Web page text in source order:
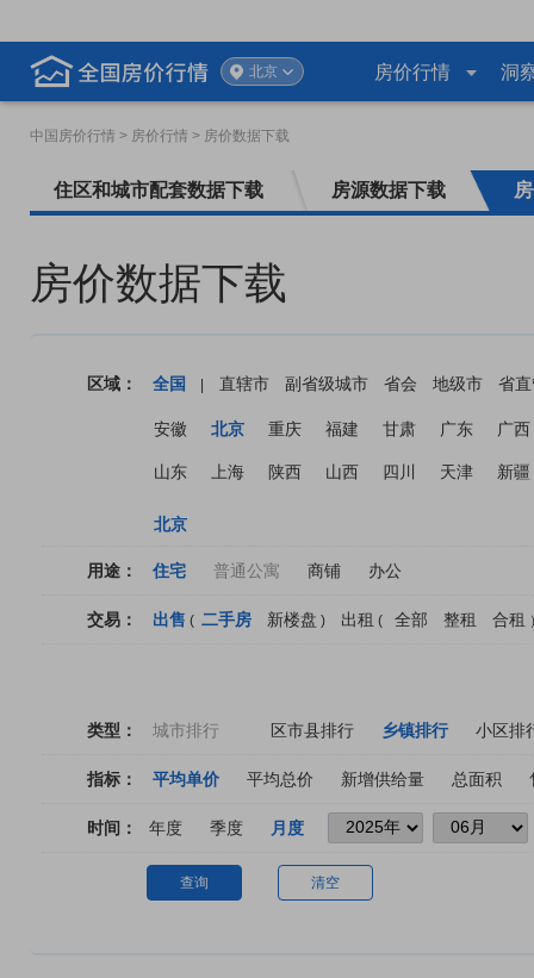
北京 房价行情 洞
中国房价行情 > 房价行情 > 房价数据下载
住区和城市配套数据下载 房源数据下载
房价数据下载
区域： 全国 直辖市 副省级城市 省会 地级市 省
安徽 北京 重庆 福建 甘肃 广东 广西
山东 上海 陕西 山西 四川 天津 新疆
北京
用途： 住宅 普通公寓 商铺 办公
交易： 出售 ( 二手房 新楼盘 ) 出租 ( 全部 整租 合租
类型： 城市排行 区市县排行 乡镇排行 小区排
指标： 平均单价 平均总价 新增供给量 总面积
时间： 年度 季度 月度
查询 清空